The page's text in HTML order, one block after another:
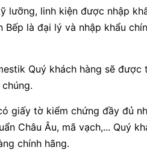
lưỡng, linh kiện được nhập
là đại lý và nhập khẩu
Quý khách hàng sẽ
giấy tờ kiểm chứng đầy đủ
Châu Âu, mã vạch,... Quý
chính hãng.